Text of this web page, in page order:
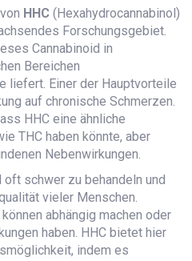
HHC (Hexahydrocannabinol)
Forschungsgebiet.
Cannabinoid in
Bereichen
liefert. Einer der Hauptvorteile
auf chronische Schmerzen.
HHC eine ähnliche
THC haben könnte, aber
Nebenwirkungen.
schwer zu behandeln und
vieler Menschen.
abhängig machen oder
haben. HHC bietet hier
indem es